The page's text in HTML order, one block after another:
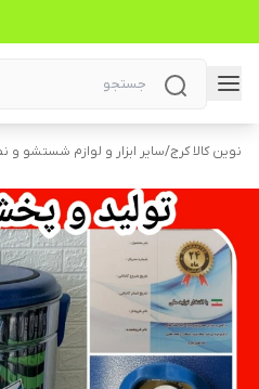
نوین کالا کرج/سایر ابزار و لوازم شستشو و